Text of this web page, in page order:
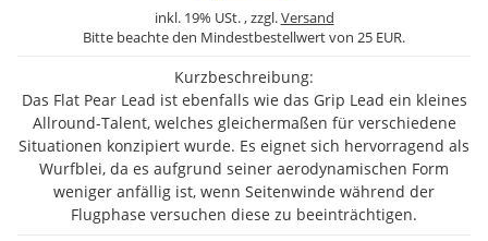
inkl. 19% USt. , zzgl.Versand
Bitte beachte den Mindestbestellwert von 25 EUR.
Kurzbeschreibung:
Das Flat Pear Lead ist ebenfalls wie das Grip Lead ein kleines
Allround-Talent, welches gleichermaßen für verschiedene
Situationen konzipiert wurde. Es eignet sich hervorragend als
Wurfblei, da es aufgrund seiner aerodynamischen Form
weniger anfällig ist, wenn Seitenwinde während der
Flugphase versuchen diese zu beeinträchtigen.